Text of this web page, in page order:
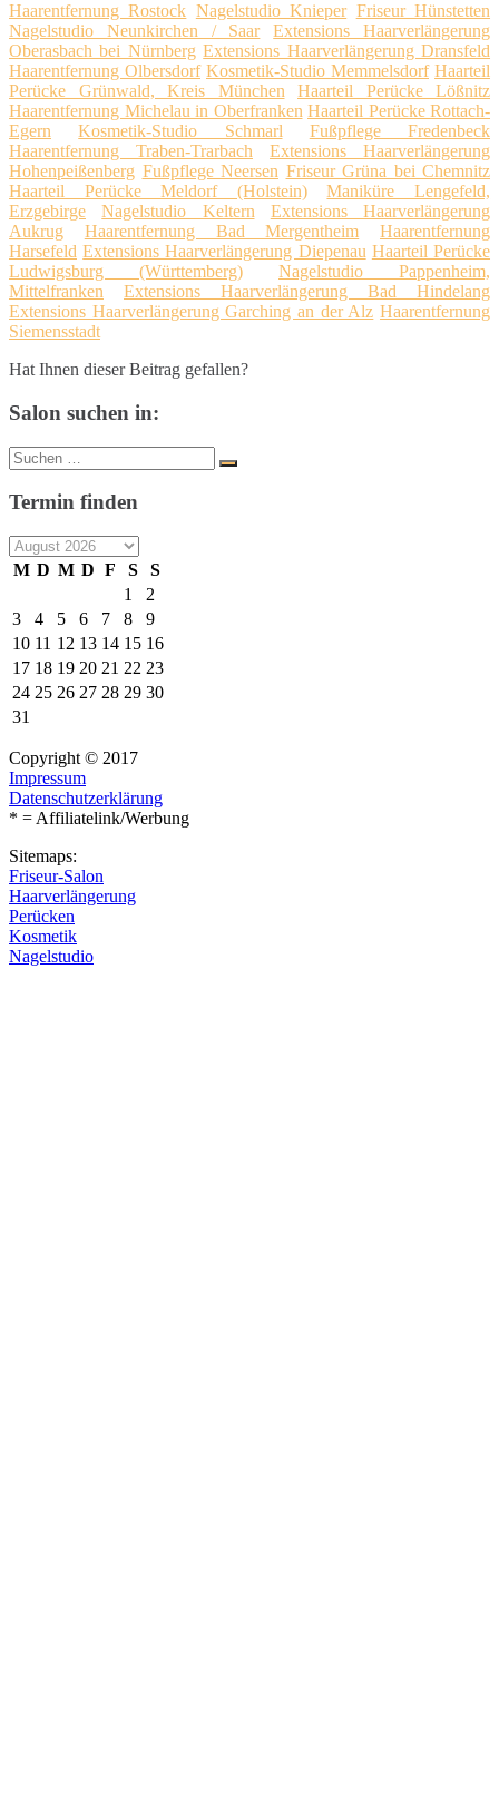
Haarentfernung Rostock Nagelstudio Knieper Friseur Hünstetten
Nagelstudio Neunkirchen / Saar
Extensions Haarverlängerung
Oberasbach bei Nürnberg Extensions Haarverlängerung Dransfeld
Haarentfernung Olbersdorf Kosmetik-Studio Memmelsdorf Haarteil
Perücke Grünwald, Kreis München
Haarteil Perücke Lößnitz
Haarentfernung Michelau in Oberfranken Haarteil Perücke Rottach-
Egern
Kosmetik-Studio Schmarl
Fußpflege Fredenbeck
Haarentfernung Traben-Trarbach
Extensions Haarverlängerung
Hohenpeißenberg Fußpflege Neersen Friseur Grüna bei Chemnitz
Haarteil Perücke Meldorf (Holstein)
Maniküre Lengefeld,
Erzgebirge
Nagelstudio Keltern
Extensions Haarverlängerung
Aukrug
Haarentfernung Bad Mergentheim
Haarentfernung
Harsefeld Extensions Haarverlängerung Diepenau Haarteil Perücke
Ludwigsburg (Württemberg)
Nagelstudio Pappenheim,
Mittelfranken
Extensions Haarverlängerung Bad Hindelang
Extensions Haarverlängerung Garching an der Alz Haarentfernung
Siemensstadt
Hat Ihnen dieser Beitrag gefallen?
Salon suchen in:
Suche
nach:
Suchen
Termin finden
M D M D F S
S
1
2
3
4 5 6 7 8
9
10 11 12 13 14 15 16
17 18 19 20 21 22 23
24 25 26 27 28 29 30
31
Copyright © 2017
Impressum
Datenschutzerklärung
* = Affiliatelink/Werbung
Sitemaps:
Friseur-Salon
Haarverlängerung
Perücken
Kosmetik
Nagelstudio